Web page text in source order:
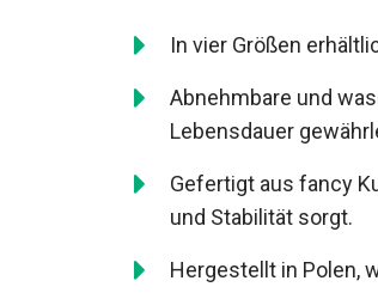
In vier Größen
Abnehmbare und
Lebensdauer
Gefertigt aus fancy
und Stabilität sorgt.
Hergestellt in Polen,